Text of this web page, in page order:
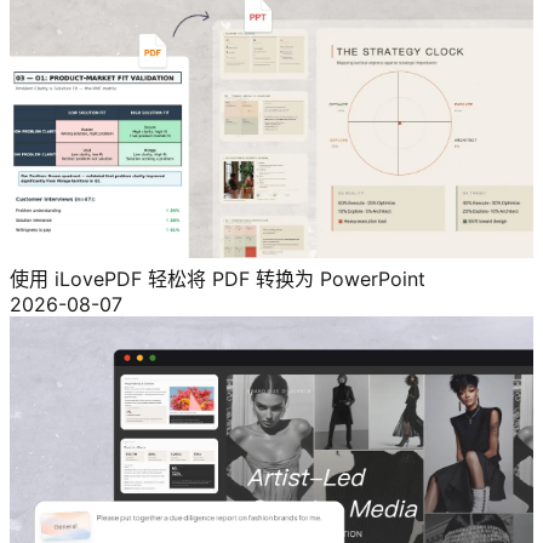
使用 iLovePDF 轻松将 PDF 转换为 PowerPoint
2026-08-07